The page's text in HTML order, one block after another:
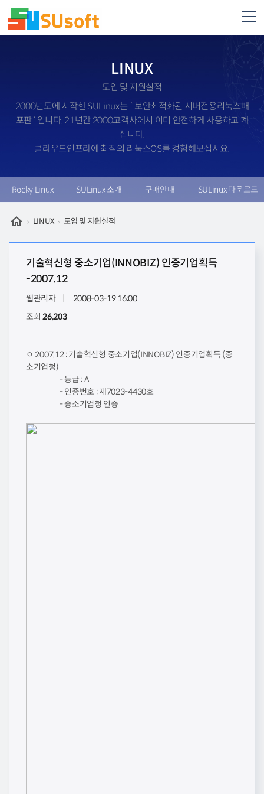
LINUX
도입 및 지원실적
2000년도에 시작한 SULinux는 `보안최적화된 서버전용리눅스배
포판`입니다. 21년간 2000고객사에서 이미 안전하게 사용하고 계
십니다.
클라우드인프라에 최적의 리눅스OS를 경험해보십시요.
Rocky Linux SULinux 소개 구매안내 SULinux 다운로드
LINUX 도입 및 지원실적
기술혁신형 중소기업(INNOBIZ) 인증기업획득
-2007.12
웹관리자
2008-03-19 16:00
조회26,203
ㅇ 2007.12 : 기술혁신형 중소기업(INNOBIZ) 인증기업획득 (중
소기업청)
- 등급 : A
- 인증번호 : 제7023-4430호
- 중소기업청 인증